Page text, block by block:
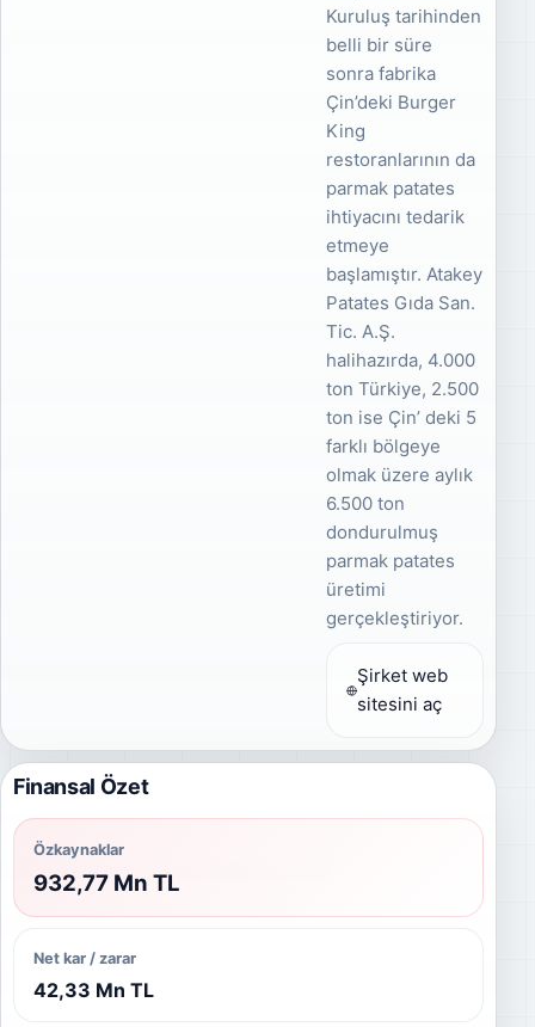
Kuruluş tarihinden
belli bir süre
sonra fabrika
Çin’deki Burger
King
restoranlarının da
parmak patates
ihtiyacını tedarik
etmeye
başlamıştır. Atakey
Patates Gıda San.
Tic. A.Ş.
halihazırda, 4.000
ton Türkiye, 2.500
ton ise Çin’ deki 5
farklı bölgeye
olmak üzere aylık
6.500 ton
dondurulmuş
parmak patates
üretimi
gerçekleştiriyor.
Şirket web
sitesini aç
Finansal Özet
Özkaynaklar
932,77 Mn TL
Net kar / zarar
42,33 Mn TL